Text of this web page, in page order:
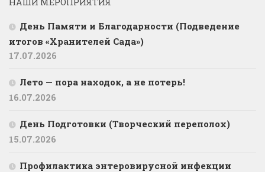
День Памяти и Благодарности (Подведение
итогов «Хранителей Сада»)
17.07.2026
Лето — пора находок, а не потерь!
16.07.2026
День Подготовки (Творческий переполох)
15.07.2026
Профилактика энтеровирусной инфекции